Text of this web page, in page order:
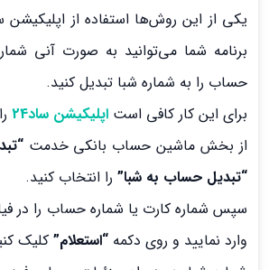
برنامه شما می‌توانید به صورت آنی
حساب را به شماره شبا تبدیل کنید.
برای این کار کافی است اپلیکیشن ساد24
از بخش ماشین حساب بانکی خدمت
“تبدیل حساب به شبا” را انتخاب کنید.
سپس شماره کارت یا شماره حساب را در
وارد نمایید و روی دکمه “استعلام” کلیک